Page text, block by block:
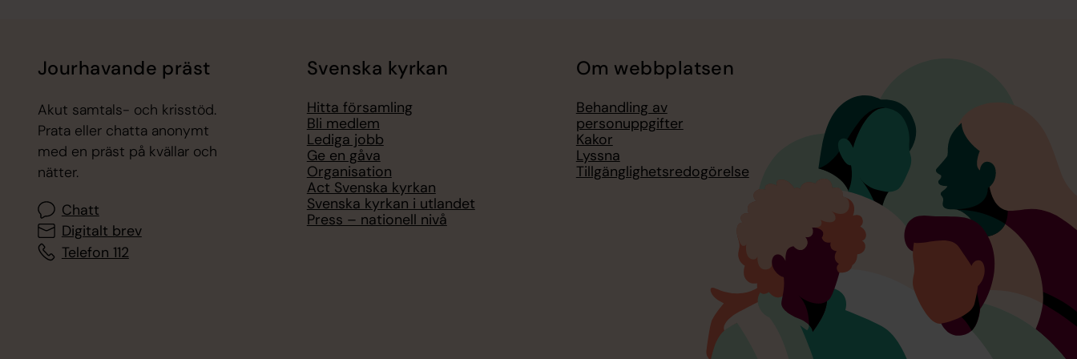
Jourhavande präst
Akut samtals- och krisstöd.
Prata eller chatta anonymt
med en präst på kvällar och
nätter.
Chatt
Digitalt brev
Telefon 112
Svenska kyrkan
Hitta församling
Bli medlem
Lediga jobb
Ge en gåva
Organisation
Act Svenska kyrkan
Svenska kyrkan i utlandet
Press – nationell nivå
Om webbplatsen
Behandling av
personuppgifter
Kakor
Lyssna
Tillgänglighetsredogörelse